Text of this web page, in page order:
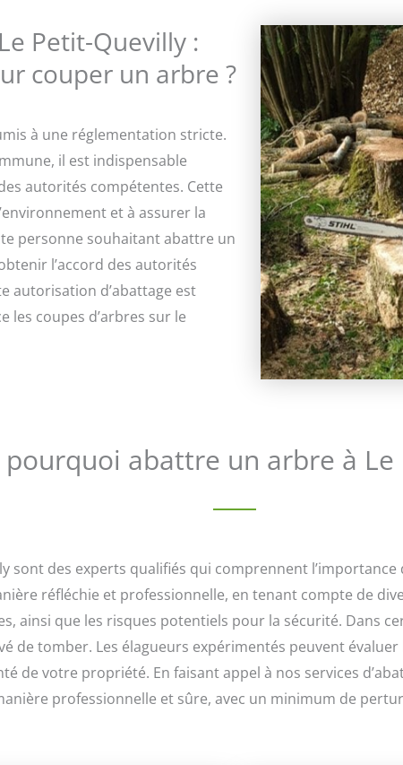
Petit-Quevilly :
couper un arbre ?
à une réglementation stricte.
il est indispensable
autorités compétentes. Cette
et à assurer la
personne souhaitant abattre un
l’accord des autorités
autorisation d’abattage est
les coupes d’arbres sur le
abattre un arbre à Le
sont des experts qualifiés qui comprennent
réfléchie et professionnelle, en tenant compte de
ainsi que les risques potentiels pour la sécurité. Dans
de tomber. Les élagueurs expérimentés peuvent
de votre propriété. En faisant appel à nos services
professionnelle et sûre, avec un minimum de